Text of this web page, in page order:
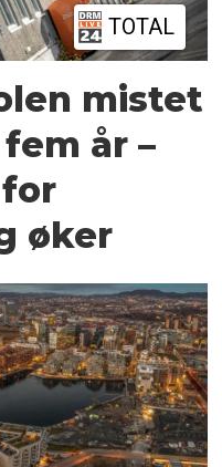
TOTAL
mistet
år –
øker